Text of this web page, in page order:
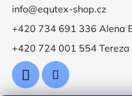
info@equtex-shop.cz
+420 734 691 336 Alena
+420 724 001 554 Tereza